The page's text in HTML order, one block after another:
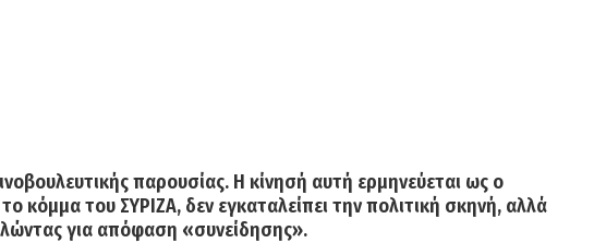
παρουσίας. Η κίνησή αυτή ερμηνεύεται ως ο
του ΣΥΡΙΖΑ, δεν εγκαταλείπει την πολιτική σκηνή, αλλά
για απόφαση «συνείδησης».